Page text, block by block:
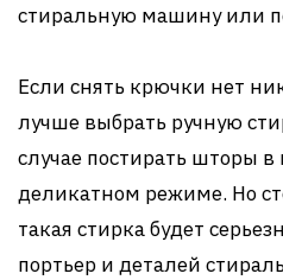
стиральную машину или
Если снять крючки нет
лучше выбрать ручную
случае постирать шторы
деликатном режиме. Но
такая стирка будет
портьер и деталей